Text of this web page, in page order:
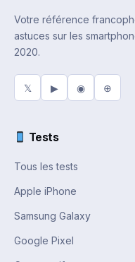
Votre référence
astuces sur les
2020.
𝕏 ▶ ◉ ⊕
Tests
Tous les tests
Apple iPhone
Samsung Galaxy
Google Pixel